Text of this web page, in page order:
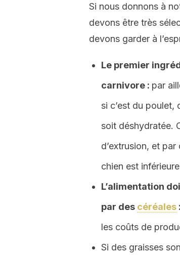
Si nous donnons à
devons être très
devons garder à
Le premier
carnivore : par
si c’est du poulet,
soit déshydratée.
d’extrusion, et
chien est inférieure
L’alimentation
par des céréales :
les coûts de
Si des graisses